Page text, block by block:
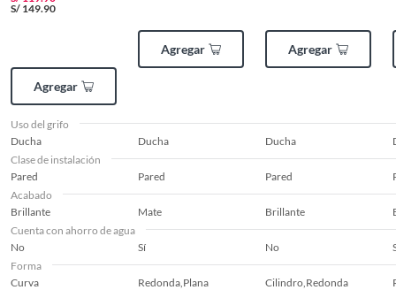
Uso del grifo
Rápida
Mecanismo de
accionamiento
S/ 149.90
Agregar
Agregar Agregar
Uso del grifo
Ducha
Ducha Ducha
Clase de instalación
Pared
Pared Pared
Acabado
Brillante
Mate Brillante
Cuenta con ahorro de agua
No
Sí No
Forma
Curva
Redonda,Plana Cilindro,Redonda